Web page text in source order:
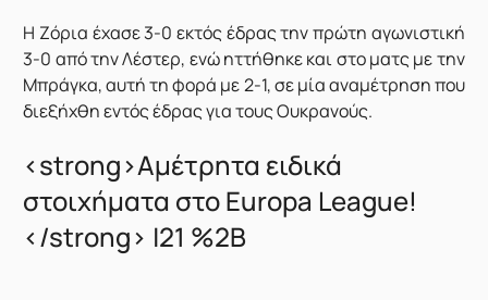
Η Ζόρια έχασε 3-0 εκτός έδρας την πρώτη αγωνιστική
3-0 από την Λέστερ, ενώ ηττήθηκε και στο ματς με την
Μπράγκα, αυτή τη φορά με 2-1, σε μία αναμέτρηση που
διεξήχθη εντός έδρας για τους Ουκρανούς.
<strong>Αμέτρητα ειδικά
στοιχήματα στο Europa League!
</strong> |21 %2B